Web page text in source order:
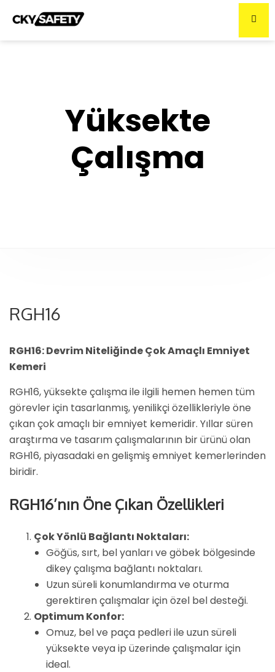
Yüksekte
Çalışma
RGH16
RGH16: Devrim Niteliğinde Çok Amaçlı Emniyet
Kemeri
RGH16, yüksekte çalışma ile ilgili hemen hemen tüm
görevler için tasarlanmış, yenilikçi özellikleriyle öne
çıkan çok amaçlı bir emniyet kemeridir. Yıllar süren
araştırma ve tasarım çalışmalarının bir ürünü olan
RGH16, piyasadaki en gelişmiş emniyet kemerlerinden
biridir.
RGH16’nın Öne Çıkan Özellikleri
Çok Yönlü Bağlantı Noktaları:
Göğüs, sırt, bel yanları ve göbek bölgesinde
dikey çalışma bağlantı noktaları.
Uzun süreli konumlandırma ve oturma
gerektiren çalışmalar için özel bel desteği.
Optimum Konfor:
Omuz, bel ve paça pedleri ile uzun süreli
yüksekte veya ip üzerinde çalışmalar için
ideal.